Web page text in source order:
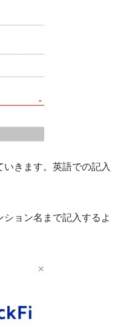
きます。英語での記入
ョン名まで記入するよ